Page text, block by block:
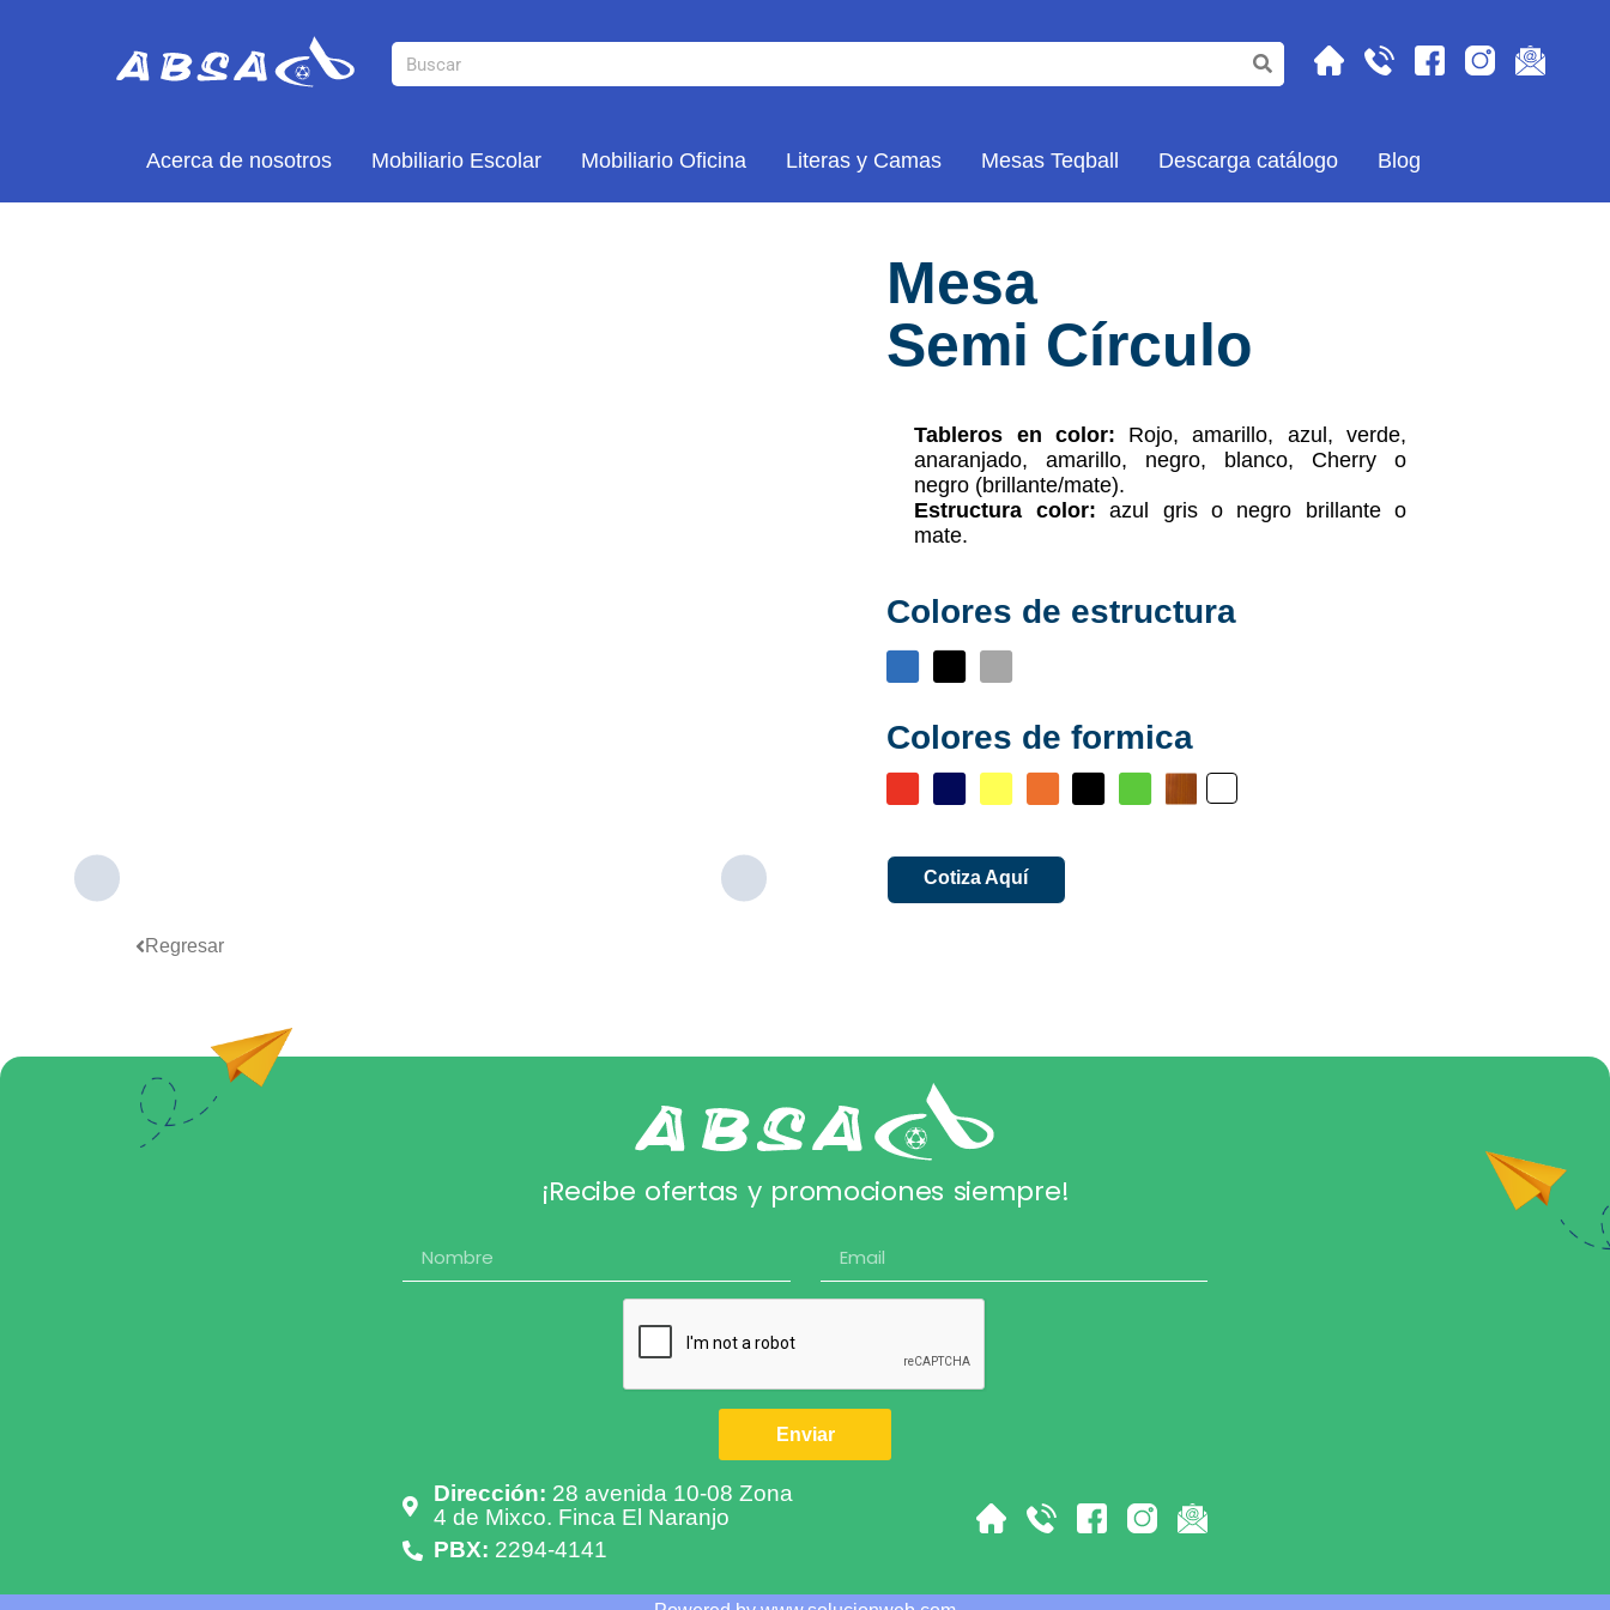
Acerca de nosotros Mobiliario Escolar Mobiliario Oficina Literas y Camas Mesas Teqball Descarga catálogo Blog
Regresar
Mesa
Semi Círculo
Tableros en color: Rojo, amarillo, azul, verde,
anaranjado, amarillo, negro, blanco, Cherry o
negro (brillante/mate).
Estructura color: azul gris o negro brillante o
mate.
Colores de estructura
Colores de formica
Cotiza Aquí
¡Recibe ofertas y promociones siempre!
Enviar
Dirección: 28 avenida 10-08 Zona
4 de Mixco. Finca El Naranjo
PBX: 2294-4141